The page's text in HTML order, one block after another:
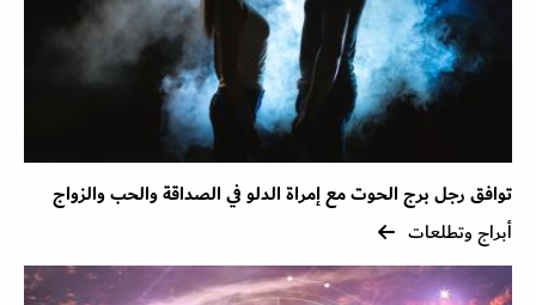
توافق رجل برج الحوت مع إمراة الدلو في الصداقة والحب والزواج
أبراج وتطلعات